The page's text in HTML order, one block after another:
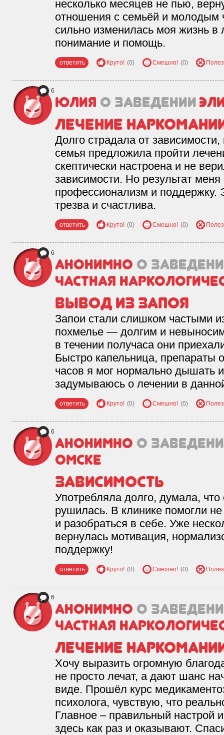
несколько месяцев не пью,
отношения с семьёй и молодым
сильно изменилась моя жизнь
понимание и помощь.
ответить Круто! (0) Смешно! (0)
6
Юлия о заведении
Лечение
Долго страдала от
семья предложила пройти
скептически настроена и не
зависимости. Но результат
профессионализм и поддержку.
трезва и счастлива.
ответить Круто! (0) Смешно! (0)
6
Анонимно о
Частная
Вывод из запоя
Запои стали слишком частыми
похмелье — долгим и
в течении получаса они
Быстро капельница, препараты
часов я мог нормально дышать
задумываюсь о лечении в
ответить Круто! (0) Смешно! (0)
6
Анонимно о
Омске
Зависимость
Употребляла долго, думала,
рушилась. В клинике помогли не
и разобраться в себе. Уже
вернулась мотивация,
поддержку!
ответить Круто! (0) Смешно! (0)
6
Анонимно о
Частная
Лечение
Хочу выразить огромную
не просто лечат, а дают шанс
виде. Прошёл курс
психолога, чувствую, что
Главное – правильный настрой
здесь как раз и оказывают.